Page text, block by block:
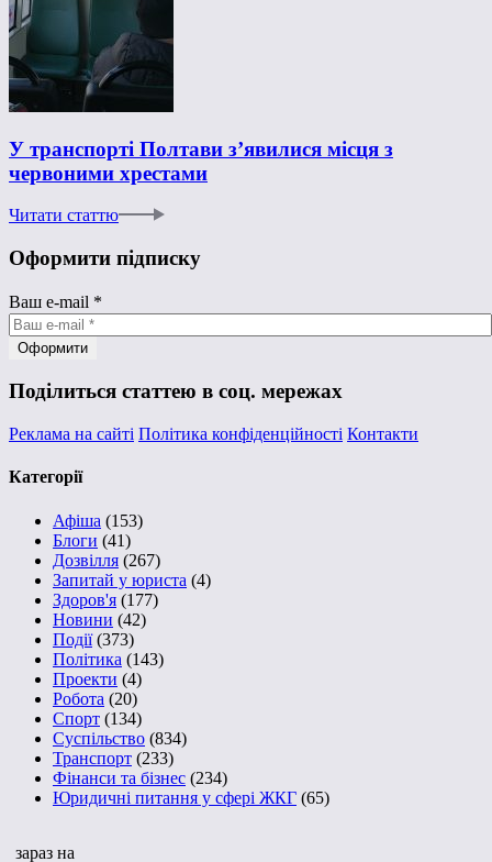
У транспорті Полтави з’явилися місця з
червоними хрестами
Читати статтю
Оформити підписку
Ваш e-mail *
Поділиться статтею в соц. мережах
Реклама на сайті Політика конфіденційності Контакти
Категорії
Афіша (153)
Блоги (41)
Дозвілля (267)
Запитай у юриста (4)
Здоров'я (177)
Новини (42)
Події(373)
Політика (143)
Проекти (4)
Робота (20)
Спорт (134)
Суспільство (834)
Транспорт (233)
Фінанси та бізнес (234)
Юридичні питання у сфері ЖКГ (65)
зараз на